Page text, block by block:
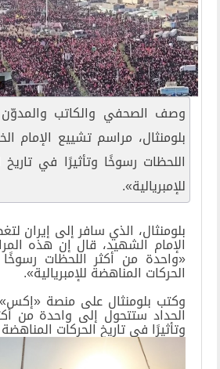
وصف الصحفي والكاتب
بلومنثال، مراسم تشييع الإمام
اللحظات رسوخًا وتأثيرًا في
للإمبريالية».
بلومنثال، الذي سافر إلى إيران
الإمام الشهيد، قال إن هذه
«واحدة من أكثر اللحظات رسوخًا
الحركات المناهضة للإمبريالية».
وكتب بلومنثال على منصة
الحداد ستتحول إلى واحدة من
وتأثيرًا في تاريخ الحركات المناهضة